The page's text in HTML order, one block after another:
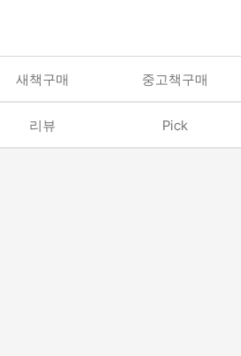
새책구매 중고책구매
리뷰 Pick